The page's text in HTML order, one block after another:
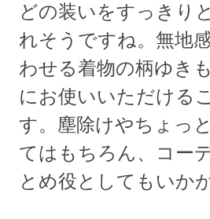
どの装いをすっきり
れそうですね。無地
わせる着物の柄ゆき
にお使いいただける
す。塵除けやちょっ
てはもちろん、コー
とめ役としてもいか